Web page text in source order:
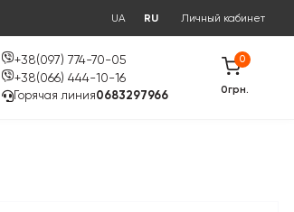
UA RU Личный кабинет
+38(097) 774-70-05
+38(066) 444-10-16
Горячая линия0683297966
0
0грн.